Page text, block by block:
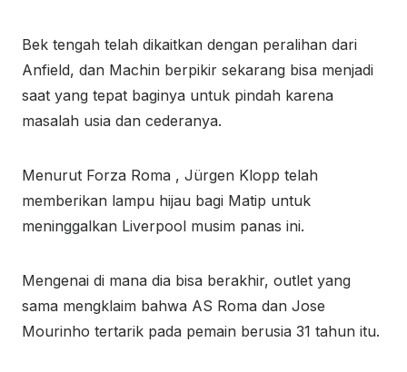
Bek tengah telah dikaitkan dengan peralihan dari
Anfield, dan Machin berpikir sekarang bisa menjadi
saat yang tepat baginya untuk pindah karena
masalah usia dan cederanya.
Menurut Forza Roma , Jürgen Klopp telah
memberikan lampu hijau bagi Matip untuk
meninggalkan Liverpool musim panas ini.
Mengenai di mana dia bisa berakhir, outlet yang
sama mengklaim bahwa AS Roma dan Jose
Mourinho tertarik pada pemain berusia 31 tahun itu.